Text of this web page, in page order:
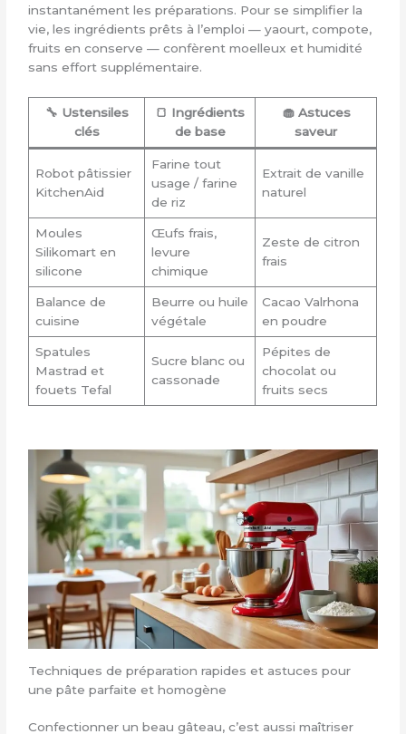
instantanément les préparations. Pour se simplifier la
vie, les ingrédients prêts à l’emploi — yaourt, compote,
fruits en conserve — confèrent moelleux et humidité
sans effort supplémentaire.
🔧 Ustensiles
clés
🍞 Ingrédients
de base
🧁 Astuces
saveur
Robot pâtissier
KitchenAid
Farine tout
usage / farine
de riz
Extrait de vanille
naturel
Moules
Silikomart en
silicone
Œufs frais,
levure
chimique
Zeste de citron
frais
Balance de
cuisine
Beurre ou huile
végétale
Cacao Valrhona
en poudre
Spatules
Mastrad et
fouets Tefal
Sucre blanc ou
cassonade
Pépites de
chocolat ou
fruits secs
Techniques de préparation rapides et astuces pour
une pâte parfaite et homogène
Confectionner un beau gâteau, c’est aussi maîtriser